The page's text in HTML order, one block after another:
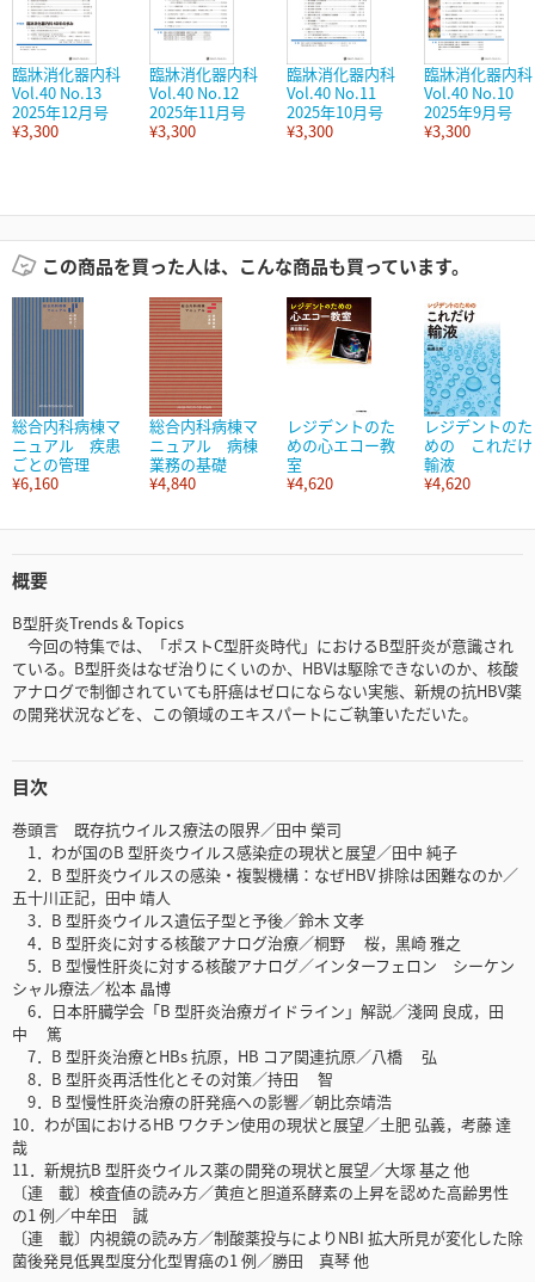
臨牀消化器内科
Vol.40 No.13
2025年12月号
¥3,300
臨牀消化器内科
Vol.40 No.12
2025年11月号
¥3,300
臨牀消化器内科
Vol.40 No.11
2025年10月号
¥3,300
臨牀消化器内科
Vol.40 No.10
2025年9月号
¥3,300
この商品を買った人は、こんな商品も買っています。
総合内科病棟マ
ニュアル 疾患
ごとの管理
¥6,160
総合内科病棟マ
ニュアル 病棟
業務の基礎
¥4,840
レジデントのた
めの心エコー教
室
¥4,620
レジデントのた
めの これだけ
輸液
¥4,620
概要
B型肝炎Trends & Topics
今回の特集では、「ポストC型肝炎時代」におけるB型肝炎が意識され
ている。B型肝炎はなぜ治りにくいのか、HBVは駆除できないのか、核酸
アナログで制御されていても肝癌はゼロにならない実態、新規の抗HBV薬
の開発状況などを、この領域のエキスパートにご執筆いただいた。
目次
巻頭言 既存抗ウイルス療法の限界／田中 榮司
1．わが国のB 型肝炎ウイルス感染症の現状と展望／田中 純子
2．B 型肝炎ウイルスの感染・複製機構：なぜHBV 排除は困難なのか／
五十川正記，田中 靖人
3．B 型肝炎ウイルス遺伝子型と予後／鈴木 文孝
4．B 型肝炎に対する核酸アナログ治療／桐野 桜，黒崎 雅之
5．B 型慢性肝炎に対する核酸アナログ／インターフェロン シーケン
シャル療法／松本 晶博
6．日本肝臓学会「B 型肝炎治療ガイドライン」解説／淺岡 良成，田
中 篤
7．B 型肝炎治療とHBs 抗原，HB コア関連抗原／八橋 弘
8．B 型肝炎再活性化とその対策／持田 智
9．B 型慢性肝炎治療の肝発癌への影響／朝比奈靖浩
10．わが国におけるHB ワクチン使用の現状と展望／土肥 弘義，考藤 達
哉
11．新規抗B 型肝炎ウイルス薬の開発の現状と展望／大塚 基之 他
〔連 載〕検査値の読み方／黄疸と胆道系酵素の上昇を認めた高齢男性
の1 例／中牟田 誠
〔連 載〕内視鏡の読み方／制酸薬投与によりNBI 拡大所見が変化した除
菌後発見低異型度分化型胃癌の1 例／勝田 真琴 他